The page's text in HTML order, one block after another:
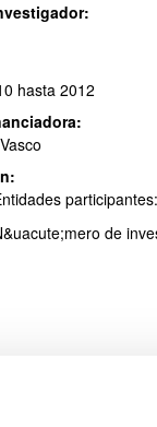
hasta 2012
de